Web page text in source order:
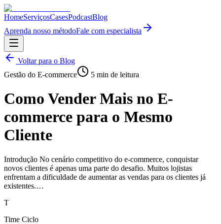
HomeServiçosCasesPodcastBlog
Aprenda nosso métodoFale com especialista
Voltar para o Blog
Gestão do E-commerce
5 min de leitura
Como Vender Mais no E-
commerce para o Mesmo
Cliente
Introdução No cenário competitivo do e-commerce, conquistar
novos clientes é apenas uma parte do desafio. Muitos lojistas
enfrentam a dificuldade de aumentar as vendas para os clientes já
existentes.…
T
Time Ciclo